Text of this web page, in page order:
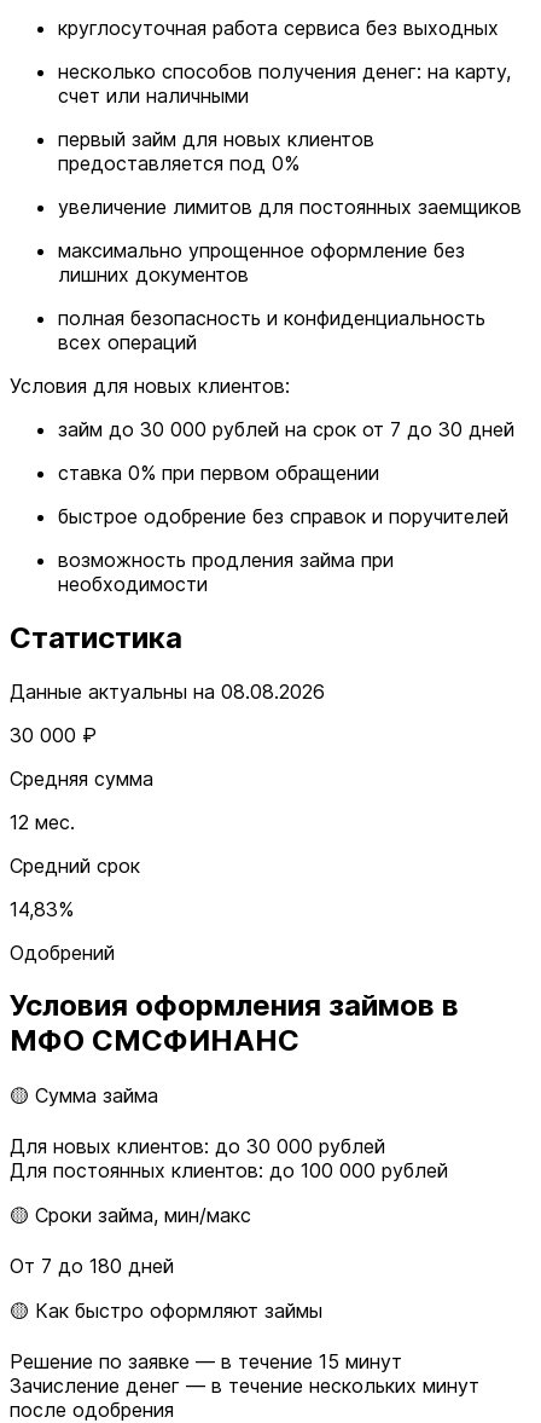
круглосуточная работа сервиса без выходных
несколько способов получения денег: на карту,
счет или наличными
первый займ для новых клиентов
предоставляется под 0%
увеличение лимитов для постоянных заемщиков
максимально упрощенное оформление без
лишних документов
полная безопасность и конфиденциальность
всех операций
Условия для новых клиентов:
займ до 30 000 рублей на срок от 7 до 30 дней
ставка 0% при первом обращении
быстрое одобрение без справок и поручителей
возможность продления займа при
необходимости
Статистика
Данные актуальны на 08.08.2026
30 000 ₽
Средняя сумма
12 мес.
Средний срок
14,83%
Одобрений
Условия оформления займов в
МФО СМСФИНАНС
🟡 Сумма займа
Для новых клиентов: до 30 000 рублей
Для постоянных клиентов: до 100 000 рублей
🟡 Сроки займа, мин/макс
От 7 до 180 дней
🟡 Как быстро оформляют займы
Решение по заявке — в течение 15 минут
Зачисление денег — в течение нескольких минут
после одобрения